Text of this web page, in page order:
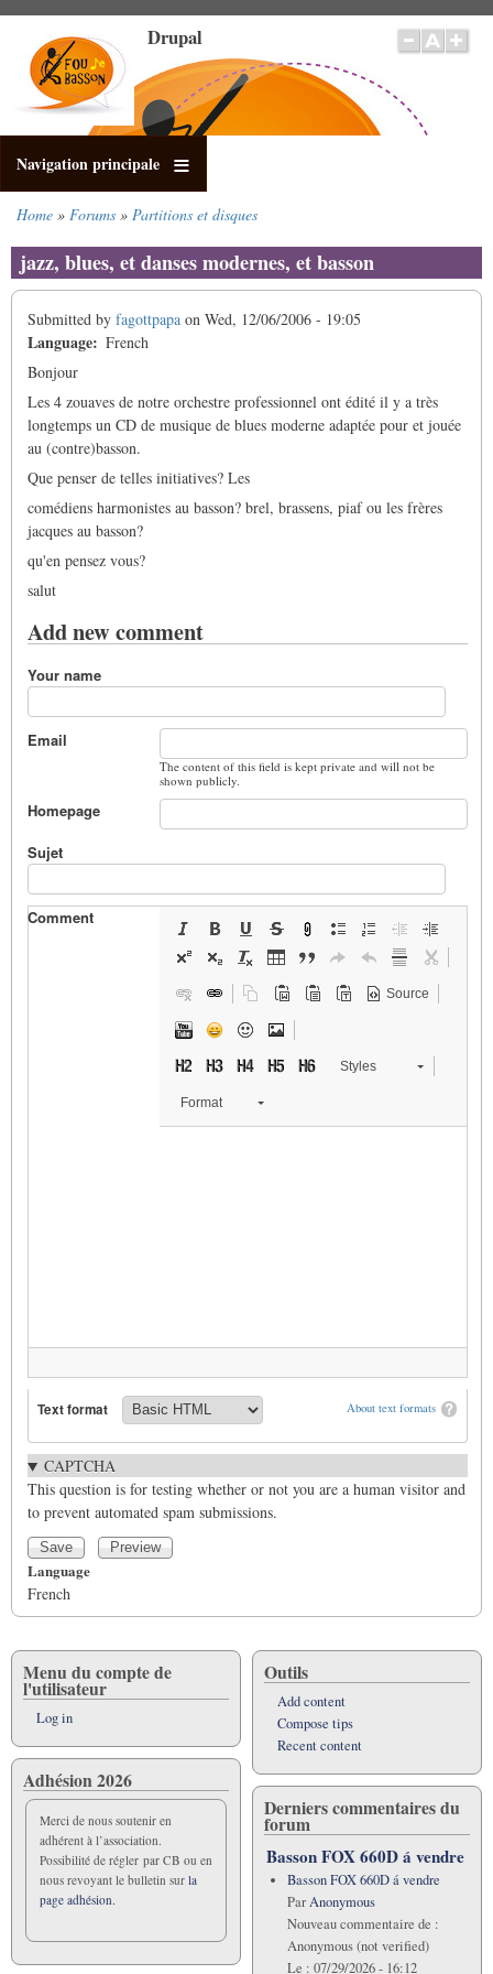
main
content
Drupal
Navigation principale
Home Forums Partitions et disques
jazz, blues, et danses modernes, et basson
Submitted by fagottpapa on Wed, 12/06/2006 - 19:05
Language
French
Bonjour
Les 4 zouaves de notre orchestre professionnel ont édité il y a très
longtemps un CD de musique de blues moderne adaptée pour et jouée
au (contre)basson.
Que penser de telles initiatives? Les
comédiens harmonistes au basson? brel, brassens, piaf ou les frères
jacques au basson?
qu'en pensez vous?
salut
Add new comment
Your name
Email
The content of this field is kept private and will not be
shown publicly.
Homepage
Sujet
Comment
Source
Styles
Format
About text formats
Text format
CAPTCHA
This question is for testing whether or not you are a human visitor and
to prevent automated spam submissions.
Language
French
Menu du compte de
l'utilisateur
Log in
Adhésion 2026
Merci de nous soutenir en
adhérent à l’association.
Possibilité de régler par CB ou en
nous revoyant le bulletin sur la
page adhésion.
Outils
Add content
Compose tips
Recent content
Derniers commentaires du
forum
Basson FOX 660D á vendre
Basson FOX 660D á vendre
ParAnonymous
Nouveau commentaire de :
Anonymous (not verified)
Le : 07/29/2026 - 16:12